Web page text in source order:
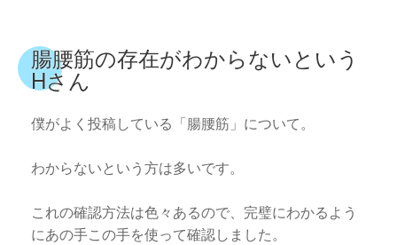
腸腰筋の存在がわからないという
Hさん
僕がよく投稿している「腸腰筋」について。
わからないという方は多いです。
これの確認方法は色々あるので、完璧にわかるよう
にあの手この手を使って確認しました。